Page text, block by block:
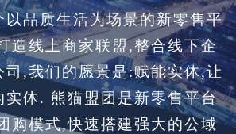
以品质生活为场景的新零售平
造线上商家联盟,整合线下企
司,我们的愿景是:赋能实体,让
实体. 熊猫盟团是新零售平台
购模式,快速搭建强大的公域